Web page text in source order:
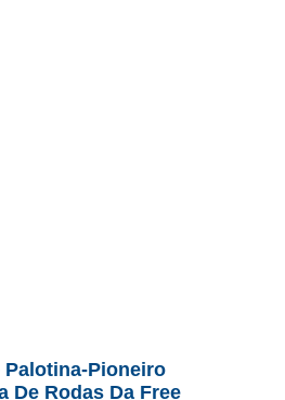
Palotina-Pioneiro
De Rodas Da Free